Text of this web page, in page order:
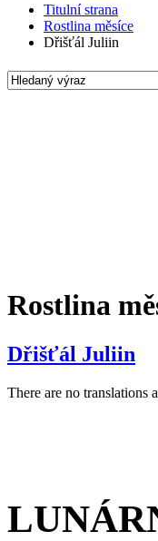
Titulní strana
Rostlina měsíce
Dřišťál Juliin
Rostlina
Dřišťál Juliin
There are no translations